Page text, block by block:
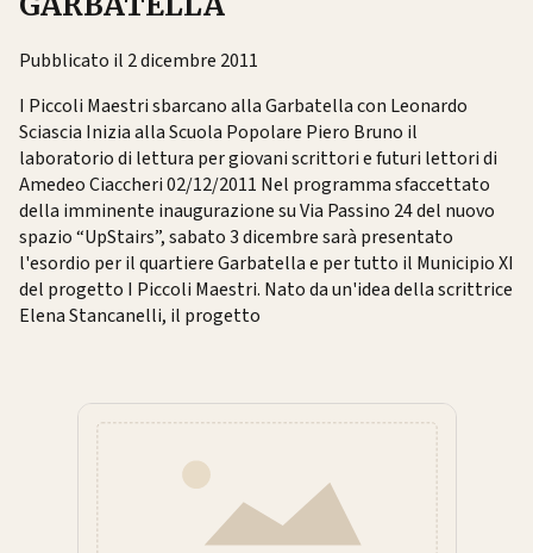
Pubblicato il 2 dicembre 2011
I Piccoli Maestri sbarcano alla Garbatella con Leonardo
Sciascia Inizia alla Scuola Popolare Piero Bruno il
laboratorio di lettura per giovani scrittori e futuri lettori di
Amedeo Ciaccheri 02/12/2011 Nel programma sfaccettato
della imminente inaugurazione su Via Passino 24 del nuovo
spazio “UpStairs”, sabato 3 dicembre sarà presentato
l'esordio per il quartiere Garbatella e per tutto il Municipio XI
del progetto I Piccoli Maestri. Nato da un'idea della scrittrice
Elena Stancanelli, il progetto